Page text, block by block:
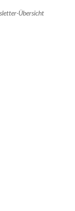
Übersicht